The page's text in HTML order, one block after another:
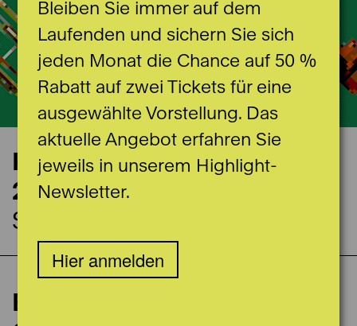
Konzerttermin
27.06.2025
Stadttheater
ca. 110 Minuten (inkl. Pause)
Epic Game Moments in
Bleiben Sie immer auf dem
Laufenden und sichern Sie sich
jeden Monat die Chance auf 50 %
Rabatt auf zwei Tickets für eine
ausgewählte Vorstellung. Das
aktuelle Angebot erfahren Sie
jeweils in unserem Highlight-
Newsletter.
Hier anmelden